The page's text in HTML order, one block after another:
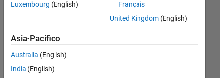
CONTRIBUTI L1
Luxembourg (English)
Français
United Kingdom(English)
Asia-Pacifico
Australia (English)
India (English)